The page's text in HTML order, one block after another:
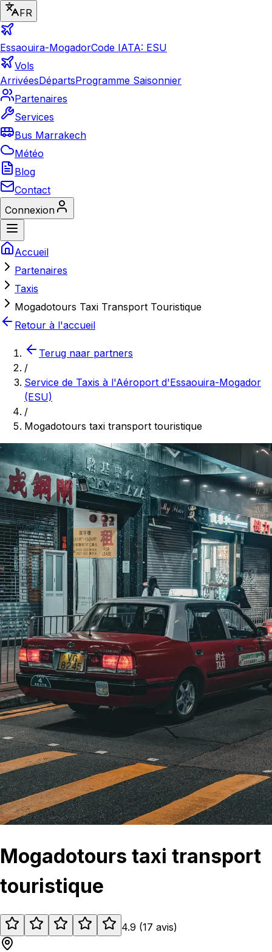
FR
Essaouira-MogadorCode IATA: ESU
Vols
ArrivéesDépartsProgramme Saisonnier
Partenaires
Services
Bus Marrakech
Météo
Blog
Contact
Connexion
Accueil
Partenaires
Taxis
Mogadotours Taxi Transport Touristique
Retour à l'accueil
Terug naar partners
/
Service de Taxis à l'Aéroport d'Essaouira-Mogador
(ESU)
/
Mogadotours taxi transport touristique
Mogadotours taxi transport
touristique
4.9 (17 avis)